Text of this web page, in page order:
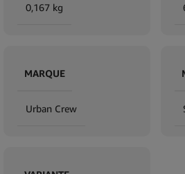
0,167 kg
MARQUE
Urban Crew